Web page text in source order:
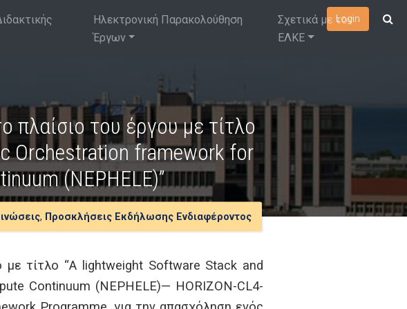
Login
Ηλεκτρονική Παρακολούθηση
Έργων
Σχετικά με τον
ΕΛΚΕ
του έργου με τίτλο
Orchestration framework for
(NEPHELE)”
, Προσκλήσεις Εκδήλωσης Ενδιαφέροντος
τίτλο “A lightweight Software Stack and
Continuum (NEPHELE)— HORIZON-CL4-